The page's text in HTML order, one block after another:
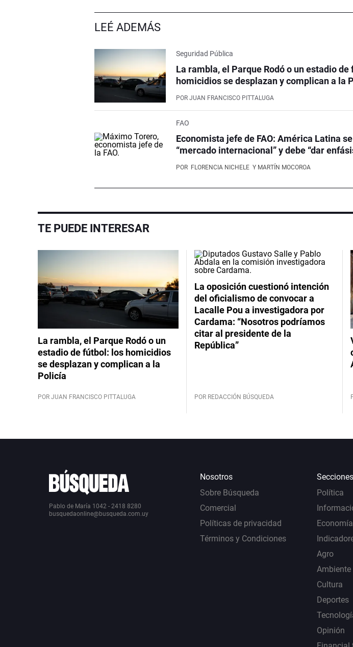
LEÉ ADEMÁS
Seguridad Pública
La rambla, el Parque Rodó o un estadio de
homicidios se desplazan y complican a la
POR JUAN FRANCISCO PITTALUGA
FAO
Economista jefe de FAO: América Latina
“mercado internacional” y debe “dar
POR FLORENCIA NICHELE Y MARTÍN MOCOROA
TE PUEDE INTERESAR
La rambla, el Parque Rodó o un
estadio de fútbol: los homicidios
se desplazan y complican a la
Policía
POR JUAN FRANCISCO PITTALUGA
La oposición cuestionó intención
del oficialismo de convocar a
Lacalle Pou a investigadora por
Cardama: “Nosotros podríamos
citar al presidente de la
República”
POR REDACCIÓN BÚSQUEDA
Pablo de María 1042 - 2418 8280
busquedaonline@busqueda.com.uy
Nosotros
Sobre Búsqueda
Comercial
Políticas de privacidad
Términos y Condiciones
Secciones
Política
Economía
Agro
Ambiente
Cultura
Deportes
Opinión